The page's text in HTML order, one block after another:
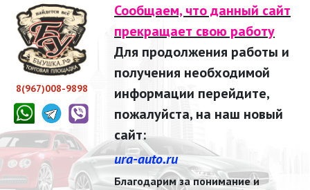
8(967)008-9898
Сообщаем, что данный сайт
прекращает свою работу
Для продолжения работы и
получения необходимой
информации перейдите,
пожалуйста, на наш новый
сайт:
ura-auto.ru
Благодарим за понимание и